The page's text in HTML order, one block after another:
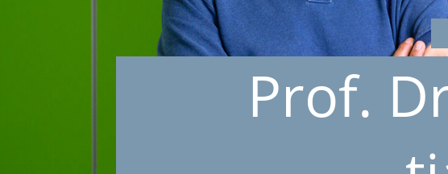
Prof.